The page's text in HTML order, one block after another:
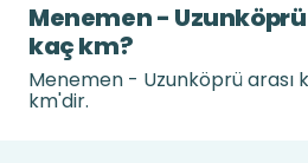
Menemen - Uzunköprü
kaç km?
Menemen - Uzunköprü arası
km'dir.